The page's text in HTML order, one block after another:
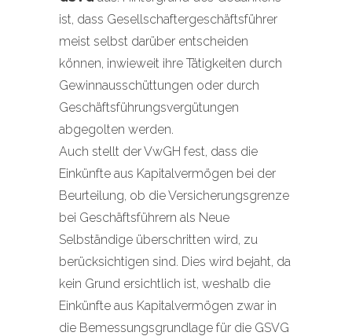
ist, dass Gesellschaftergeschäftsführer
meist selbst darüber entscheiden
können, inwieweit ihre Tätigkeiten durch
Gewinnausschüttungen oder durch
Geschäftsführungsvergütungen
abgegolten werden.
Auch stellt der VwGH fest, dass die
Einkünfte aus Kapitalvermögen bei der
Beurteilung, ob die Versicherungsgrenze
bei Geschäftsführern als Neue
Selbständige überschritten wird, zu
berücksichtigen sind. Dies wird bejaht, da
kein Grund ersichtlich ist, weshalb die
Einkünfte aus Kapitalvermögen zwar in
die Bemessungsgrundlage für die GSVG